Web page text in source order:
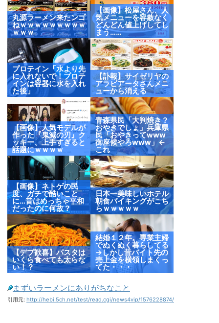
丸源ラーメン来たンゴ
ねｗｗｗｗｗｗｗｗｗ
ｗｗｗ
【画像】松屋さん、人
気メニューを容赦なく
どんどん値上げしてし
まう……
プロテイン「水より先
に入れないで！プロテ
インは容器に水を入れ
た後」
【訃報】サイゼリヤの
アラビアータさんメニ
ューから消える
【画像】人気モデルが
作った『鬼滅の刃』ク
ッキー、上手すぎると
話題にｗｗｗｗ
青森県民「大判焼き？
おやきでしょ」兵庫県
民「おやきってwww
御座候やろwww」←
これ
【画像】ネトゲの民
度、ガチで酷いこと
に…昔はめっちゃ平和
だったのに何故？
日本一美味しいホテル
朝食バイキングがこち
らｗｗｗｗｗ
【デブ歓喜】パスタは
いくら食べても太らな
い！？
結婚１２年。専業主婦
でぬくぬく暮らしてる
→しかし昔バイト先の
売上金を横領しまくっ
てた・・・
まずいラーメンにありがちなこと
引用元: http://hebi.5ch.net/test/read.cgi/news4vip/1576228874/